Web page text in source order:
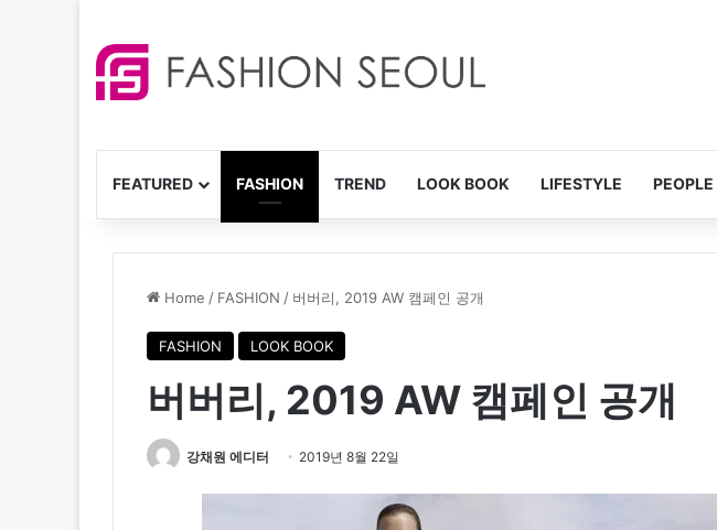
FEATURED FASHION TREND LOOK BOOK LIFESTYLE PEOPLE
Home / FASHION / 버버리, 2019 AW 캠페인 공개
FASHION LOOK BOOK
버버리, 2019 AW 캠페인 공개
강채원 에디터 2019년 8월 22일